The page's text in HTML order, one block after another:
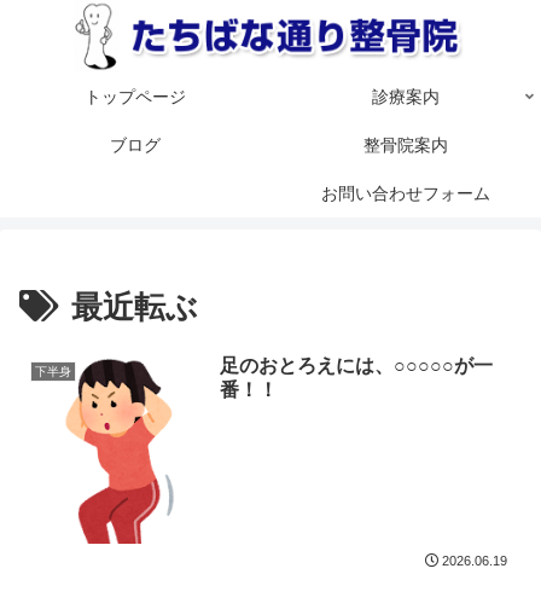
トップページ 診療案内
ブログ 整骨院案内
お問い合わせフォーム
最近転ぶ
下半身
足のおとろえには、○○○○○が一
番！！
2026.06.19